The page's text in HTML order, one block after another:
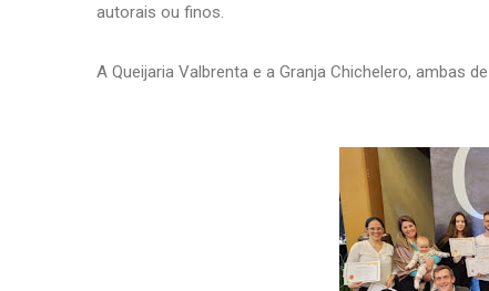
autorais ou finos.
A Queijaria Valbrenta e a Granja Chichelero, ambas